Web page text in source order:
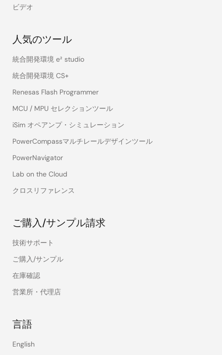
ビデオ
人気のツール
統合開発環境 e² studio
統合開発環境 CS+
Renesas Flash Programmer
MCU / MPU セレクションツール
iSim オペアンプ・シミュレーション
PowerCompassマルチレールデザインツール
PowerNavigator
Lab on the Cloud
クロスリファレンス
ご購入/サンプル請求
技術サポート
ご購入/サンプル
在庫確認
営業所・代理店
言語
English